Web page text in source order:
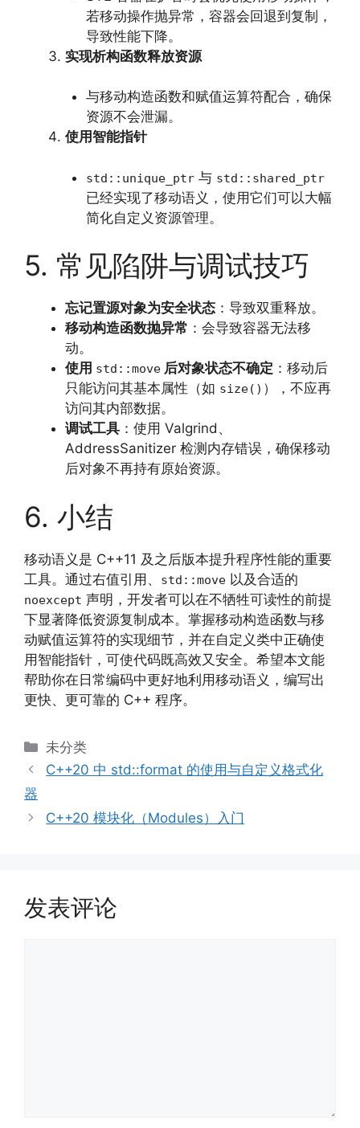
若移动操作抛异常，容器会回退到复制，
导致性能下降。
实现析构函数释放资源
与移动构造函数和赋值运算符配合，确保
资源不会泄漏。
使用智能指针
std::unique_ptr与 std::shared_ptr
已经实现了移动语义，使用它们可以大幅
简化自定义资源管理。
5. 常见陷阱与调试技巧
忘记置源对象为安全状态 ：导致双重释放。
移动构造函数抛异常 ：会导致容器无法移
动。
使用 std::move 后对象状态不确定 ：移动后
只能访问其基本属性（如 size() ），不应再
访问其内部数据。
调试工具 ：使用 Valgrind、
AddressSanitizer 检测内存错误，确保移动
后对象不再持有原始资源。
6. 小结
移动语义是 C++11 及之后版本提升程序性能的重要
工具。通过右值引用、
std::move 以及合适的
noexcept 声明，开发者可以在不牺牲可读性的前提
下显著降低资源复制成本。掌握移动构造函数与移
动赋值运算符的实现细节，并在自定义类中正确使
用智能指针，可使代码既高效又安全。希望本文能
帮助你在日常编码中更好地利用移动语义，编写出
更快、更可靠的 C++ 程序。
分
类
未分类
C++20 中 std::format 的使用与自定义格式化
器
C++20 模块化（Modules）入门
发表评论